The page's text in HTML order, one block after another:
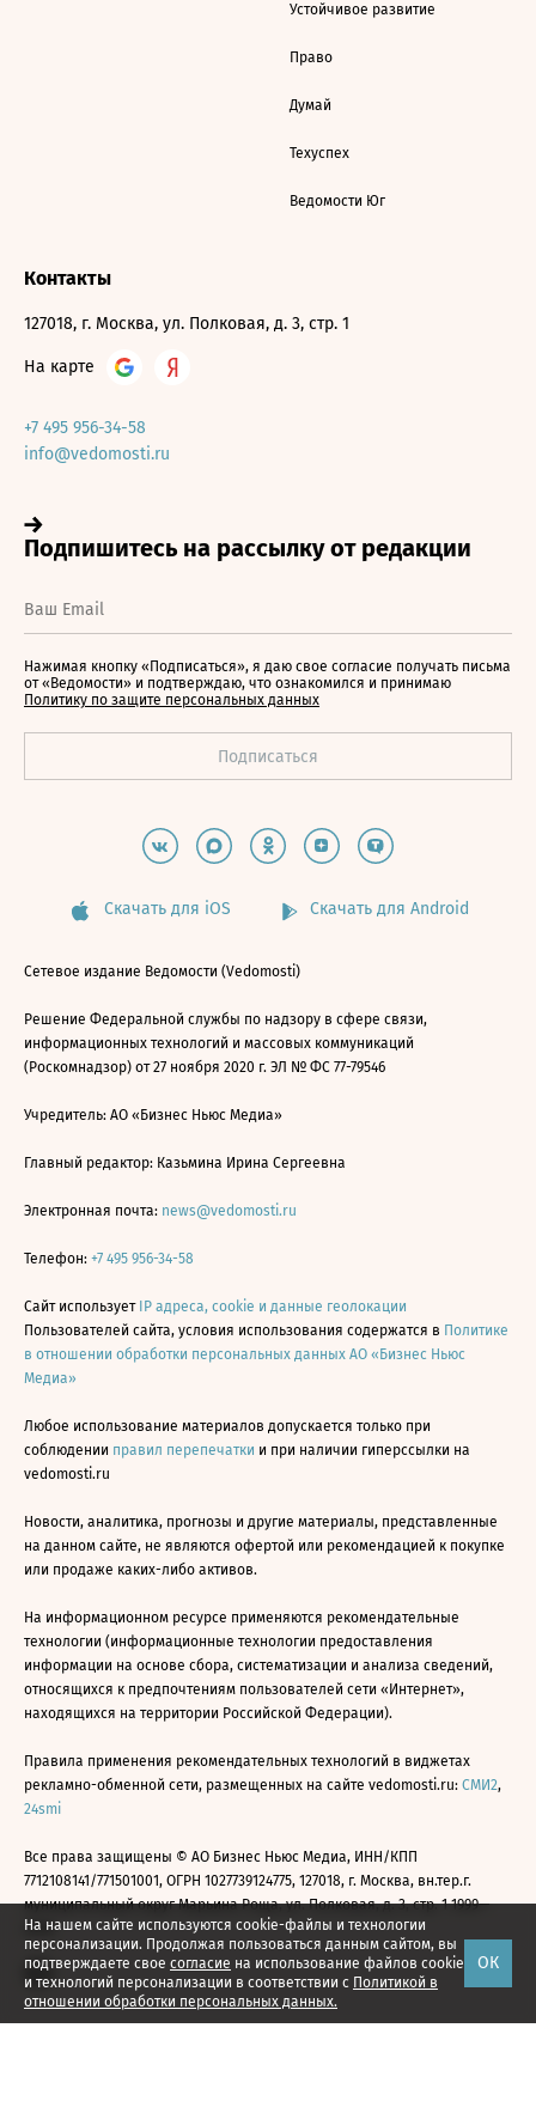
На нашем сайте используются cookie-файлы и технологии
персонализации. Продолжая пользоваться данным сайтом, вы
подтверждаете свое согласие на использование файлов cookie
и технологий персонализации в соответствии с Политикой в
отношении обработки персональных данных.
ОК
Устойчивое развитие
Право
Думай
Техуспех
Ведомости Юг
Контакты
127018, г. Москва, ул. Полковая, д. 3, стр. 1
На карте
+7 495 956-34-58
info@vedomosti.ru
Нажимая кнопку «Подписаться», я даю свое согласие получать письма
от «Ведомости» и подтверждаю, что ознакомился и принимаю
Политику по защите персональных данных
Скачать для iOS Скачать для Android
Сетевое издание Ведомости (Vedomosti)
Решение Федеральной службы по надзору в сфере связи,
информационных технологий и массовых коммуникаций
(Роскомнадзор) от 27 ноября 2020 г. ЭЛ № ФС 77-79546
Учредитель: АО «Бизнес Ньюс Медиа»
Главный редактор: Казьмина Ирина Сергеевна
Электронная почта: news@vedomosti.ru
Телефон: +7 495 956-34-58
Сайт использует IP адреса, cookie и данные геолокации
Пользователей сайта, условия использования содержатся в Политике
в отношении обработки персональных данных АО «Бизнес Ньюс
Медиа»
Любое использование материалов допускается только при
соблюдении правил перепечатки и при наличии гиперссылки на
vedomosti.ru
Новости, аналитика, прогнозы и другие материалы, представленные
на данном сайте, не являются офертой или рекомендацией к покупке
или продаже каких-либо активов.
На информационном ресурсе применяются рекомендательные
технологии (информационные технологии предоставления
информации на основе сбора, систематизации и анализа сведений,
относящихся к предпочтениям пользователей сети «Интернет»,
находящихся на территории Российской Федерации).
Правила применения рекомендательных технологий в виджетах
рекламно-обменной сети, размещенных на сайте vedomosti.ru: СМИ2,
24smi
Все права защищены © АО Бизнес Ньюс Медиа, ИНН/КПП
7712108141/771501001, ОГРН 1027739124775, 127018, г. Москва, вн.тер.г.
муниципальный округ Марьина Роща, ул. Полковая, д. 3, стр. 1 1999—
2026